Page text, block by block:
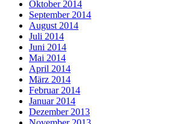
Oktober 2014
September 2014
August 2014
Juli 2014
Juni 2014
Mai 2014
April 2014
März 2014
Februar 2014
Januar 2014
Dezember 2013